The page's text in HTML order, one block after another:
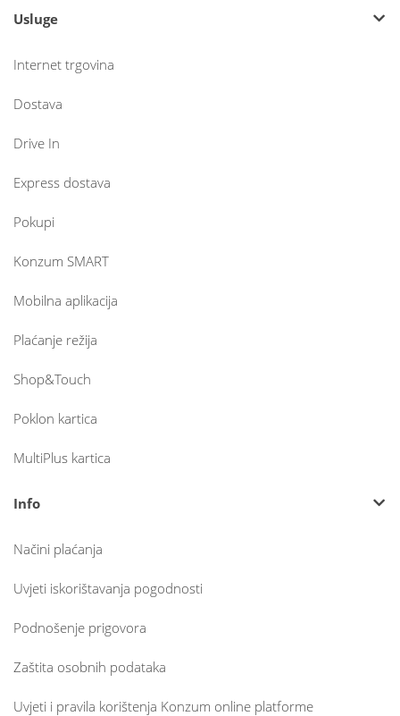
Usluge
Internet trgovina
Dostava
Drive In
Express dostava
Pokupi
Konzum SMART
Mobilna aplikacija
Plaćanje režija
Shop&Touch
Poklon kartica
MultiPlus kartica
Info
Načini plaćanja
Uvjeti iskorištavanja pogodnosti
Podnošenje prigovora
Zaštita osobnih podataka
Uvjeti i pravila korištenja Konzum online platforme